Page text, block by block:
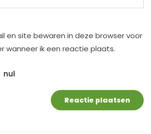
en site bewaren in deze browser voor
wanneer ik een reactie plaats.
nul